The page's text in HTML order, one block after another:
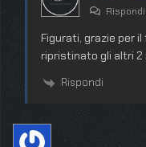
Rispondi
Figurati, grazie per
ripristinato gli altri 2
Rispondi